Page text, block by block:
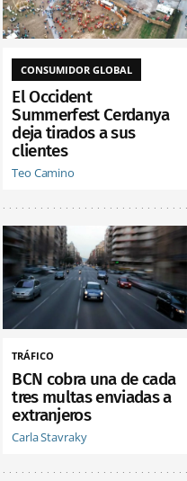
CONSUMIDOR GLOBAL
El Occident
Summerfest Cerdanya
deja tirados a sus
clientes
Teo Camino
TRÁFICO
BCN cobra una de cada
tres multas enviadas a
extranjeros
Carla Stavraky